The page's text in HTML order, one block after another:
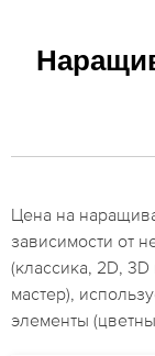
Цена на
зависимости от
(классика, 2D,
мастер),
элементы